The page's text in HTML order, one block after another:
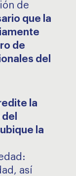
de
que la
de
del
la
la
así